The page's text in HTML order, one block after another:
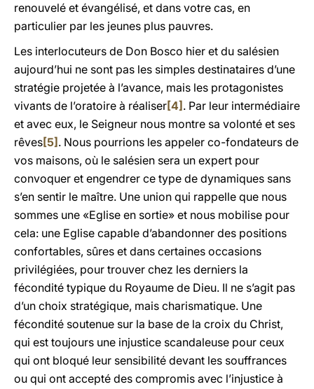
renouvelé et évangélisé, et dans votre cas, en
particulier par les jeunes plus pauvres.
Les interlocuteurs de Don Bosco hier et du salésien
aujourd’hui ne sont pas les simples destinataires d’une
stratégie projetée à l’avance, mais les protagonistes
vivants de l’oratoire à réaliser[4] . Par leur intermédiaire
et avec eux, le Seigneur nous montre sa volonté et ses
rêves[5] . Nous pourrions les appeler co-fondateurs de
vos maisons, où le salésien sera un expert pour
convoquer et engendrer ce type de dynamiques sans
s’en sentir le maître. Une union qui rappelle que nous
sommes une «Eglise en sortie» et nous mobilise pour
cela: une Eglise capable d’abandonner des positions
confortables, sûres et dans certaines occasions
privilégiées, pour trouver chez les derniers la
fécondité typique du Royaume de Dieu. Il ne s’agit pas
d’un choix stratégique, mais charismatique. Une
fécondité soutenue sur la base de la croix du Christ,
qui est toujours une injustice scandaleuse pour ceux
qui ont bloqué leur sensibilité devant les souffrances
ou qui ont accepté des compromis avec l’injustice à